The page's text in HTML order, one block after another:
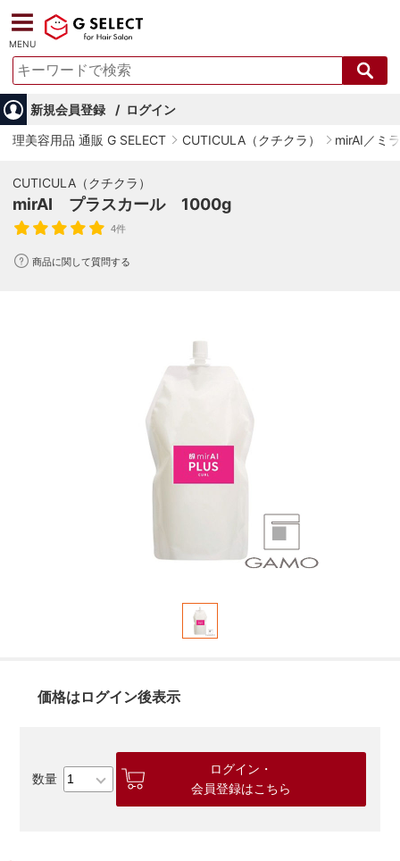
MENU
新規会員登録
ログイン
理美容用品 通販 G SELECT
CUTICULA（クチクラ） mirAI／ミ
CUTICULA（クチクラ）
mirAI プラスカール 1000g
4件
商品に関して質問する
価格はログイン後表示
ログイン・
会員登録はこちら